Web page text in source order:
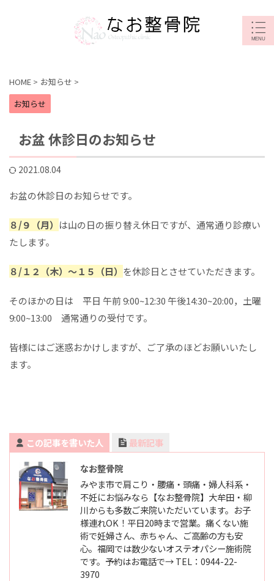
HOME > お知らせ >
お知らせ
お盆 休診日のお知らせ
2021.08.04
お盆の休診日のお知らせです。
８/９（月） は山の日の振り替え休日ですが、通常通り診療い
たします。
８/１２（木）～１５（日） を休診日とさせていただきます。
そのほかの日は 平日 午前 9:00~12:30 午後14:30~20:00，土曜
9:00~13:00 通常通りの受付です。
皆様にはご迷惑おかけしますが、ご了承のほどお願いいたし
ます。
この記事を書いた人
最新記事
なお整骨院
みやま市で肩こり・腰痛・頭痛・婦人科系・
不妊にお悩みなら【なお整骨院】大牟田・柳
川からも多数ご来院いただいています。お子
様連れOK！平日20時まで営業。痛くない施
術で妊婦さん、赤ちゃん、ご高齢の方も安
心。福岡では数少ないオステオパシー施術院
です。予約はお電話で→ TEL：0944-22-
3970